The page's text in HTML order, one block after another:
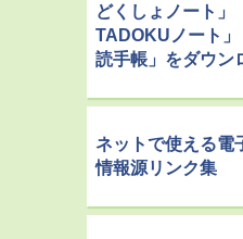
どくしょノート」
TADOKUノート
読手帳」をダウン
ネットで使える電
情報源リンク集